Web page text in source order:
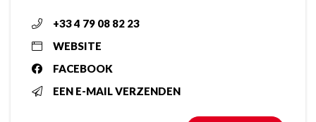
+33 4 79 08 82 23
WEBSITE
FACEBOOK
EEN E-MAIL VERZENDEN